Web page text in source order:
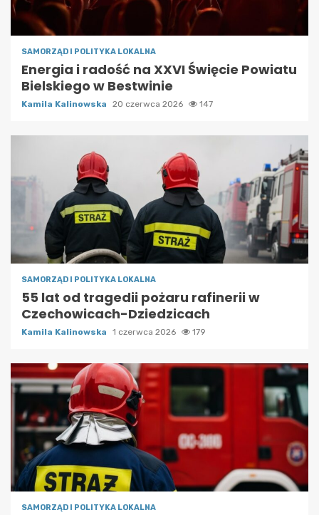
SAMORZĄD I POLITYKA LOKALNA
Energia i radość na XXVI Święcie Powiatu
Bielskiego w Bestwinie
Kamila Kalinowska 20 czerwca 2026 147
SAMORZĄD I POLITYKA LOKALNA
55 lat od tragedii pożaru rafinerii w
Czechowicach-Dziedzicach
Kamila Kalinowska 1 czerwca 2026 179
SAMORZĄD I POLITYKA LOKALNA